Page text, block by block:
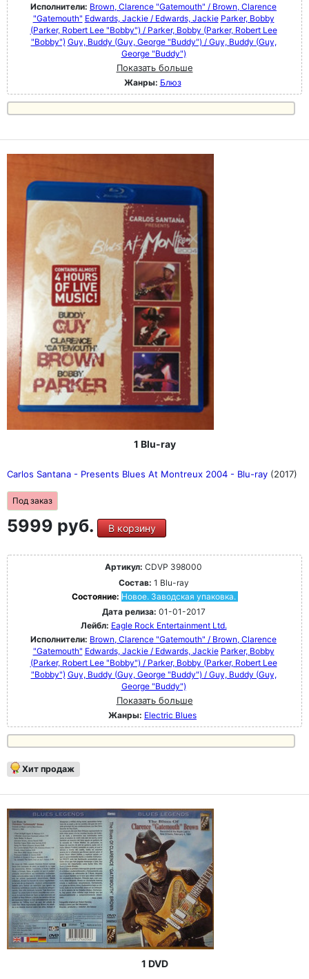
Исполнители: Brown, Clarence "Gatemouth" / Brown, Clarence
"Gatemouth" Edwards, Jackie / Edwards, Jackie Parker, Bobby
(Parker, Robert Lee "Bobby") / Parker, Bobby (Parker, Robert Lee
"Bobby") Guy, Buddy (Guy, George "Buddy") / Guy, Buddy (Guy,
George "Buddy")
Показать больше
Жанры: Блюз
1 Blu-ray
Carlos Santana - Presents Blues At Montreux 2004 - Blu-ray (2017)
Под заказ
5999 руб. В корзину
Артикул: CDVP 398000
Состав: 1 Blu-ray
Состояние: Новое. Заводская упаковка.
Дата релиза: 01-01-2017
Лейбл: Eagle Rock Entertainment Ltd.
Исполнители: Brown, Clarence "Gatemouth" / Brown, Clarence
"Gatemouth" Edwards, Jackie / Edwards, Jackie Parker, Bobby
(Parker, Robert Lee "Bobby") / Parker, Bobby (Parker, Robert Lee
"Bobby") Guy, Buddy (Guy, George "Buddy") / Guy, Buddy (Guy,
George "Buddy")
Показать больше
Жанры: Electric Blues
Хит продаж
1 DVD